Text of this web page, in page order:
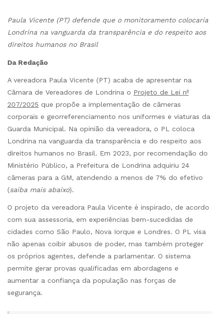
Paula Vicente (PT) defende que o monitoramento colocaria
Londrina na vanguarda da transparência e do respeito aos
direitos humanos no Brasil
Da Redação
A vereadora Paula Vicente (PT) acaba de apresentar na
Câmara de Vereadores de Londrina o Projeto de Lei nº
207/2025 que propõe a implementação de câmeras
corporais e georreferenciamento nos uniformes e viaturas da
Guarda Municipal. Na opinião da vereadora, o PL coloca
Londrina na vanguarda da transparência e do respeito aos
direitos humanos no Brasil. Em 2023, por recomendação do
Ministério Público, a Prefeitura de Londrina adquiriu 24
câmeras para a GM, atendendo a menos de 7% do efetivo
(saiba mais abaixo).
O projeto da vereadora Paula Vicente é inspirado, de acordo
com sua assessoria, em experiências bem-sucedidas de
cidades como São Paulo, Nova Iorque e Londres. O PL visa
não apenas coibir abusos de poder, mas também proteger
os próprios agentes, defende a parlamentar. O sistema
permite gerar provas qualificadas em abordagens e
aumentar a confiança da população nas forças de
segurança.